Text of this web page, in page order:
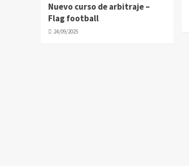
Nuevo curso de arbitraje –
Flag football
24/09/2025